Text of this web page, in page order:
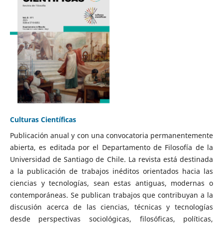
Culturas Científicas
Publicación anual y con una convocatoria permanentemente
abierta, es editada por el Departamento de Filosofía de la
Universidad de Santiago de Chile. La revista está destinada
a la publicación de trabajos inéditos orientados hacia las
ciencias y tecnologías, sean estas antiguas, modernas o
contemporáneas. Se publican trabajos que contribuyan a la
discusión acerca de las ciencias, técnicas y tecnologías
desde perspectivas sociológicas, filosóficas, políticas,